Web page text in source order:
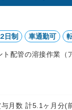
日制 車通勤可
配管の溶接作業
数 計5.1ヶ月分(